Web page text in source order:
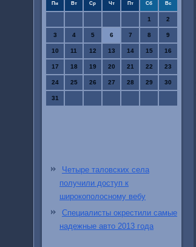
Пн Вт Ср Чт Пт Сб Вс
1 2
3 4 5 6 7 8 9
10 11 12 13 14 15 16
17 18 19 20 21 22 23
24 25 26 27 28 29 30
31
Четыре таловских села
получили доступ к
широкополосному вебу
Специалисты окрестили самые
надежные авто 2013 года